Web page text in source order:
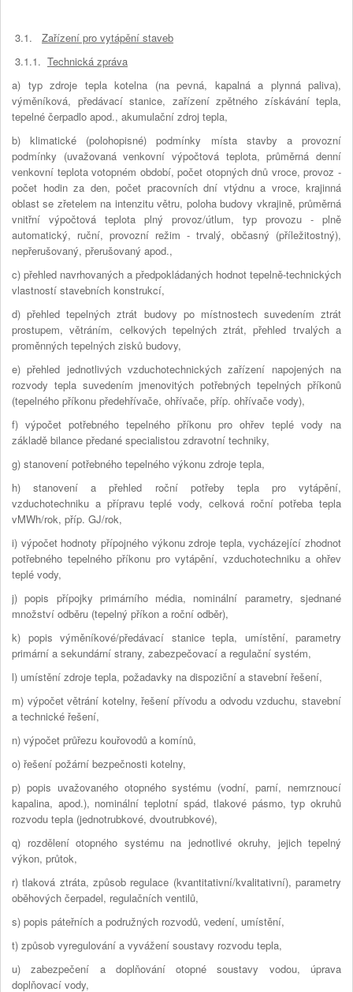
3.1. Zařízení pro vytápění staveb
3.1.1. Technická zpráva
a) typ zdroje tepla kotelna (na pevná, kapalná a plynná paliva),
výměníková, předávací stanice, zařízení zpětného získávání tepla,
tepelné čerpadlo apod., akumulační zdroj tepla,
b) klimatické (polohopisné) podmínky místa stavby a provozní
podmínky (uvažovaná venkovní výpočtová teplota, průměrná denní
venkovní teplota votopném období, počet otopných dnů vroce, provoz -
počet hodin za den, počet pracovních dní vtýdnu a vroce, krajinná
oblast se zřetelem na intenzitu větru, poloha budovy vkrajině, průměrná
vnitřní výpočtová teplota plný provoz/útlum, typ provozu - plně
automatický, ruční, provozní režim - trvalý, občasný (příležitostný),
nepřerušovaný, přerušovaný apod.,
c) přehled navrhovaných a předpokládaných hodnot tepelně-technických
vlastností stavebních konstrukcí,
d) přehled tepelných ztrát budovy po místnostech suvedením ztrát
prostupem, větráním, celkových tepelných ztrát, přehled trvalých a
proměnných tepelných zisků budovy,
e) přehled jednotlivých vzduchotechnických zařízení napojených na
rozvody tepla suvedením jmenovitých potřebných tepelných příkonů
(tepelného příkonu předehřívače, ohřívače, příp. ohřívače vody),
f) výpočet potřebného tepelného příkonu pro ohřev teplé vody na
základě bilance předané specialistou zdravotní techniky,
g) stanovení potřebného tepelného výkonu zdroje tepla,
h) stanovení a přehled roční potřeby tepla pro vytápění,
vzduchotechniku a přípravu teplé vody, celková roční potřeba tepla
vMWh/rok, příp. GJ/rok,
i) výpočet hodnoty přípojného výkonu zdroje tepla, vycházející zhodnot
potřebného tepelného příkonu pro vytápění, vzduchotechniku a ohřev
teplé vody,
j) popis přípojky primárního média, nominální parametry, sjednané
množství odběru (tepelný příkon a roční odběr),
k) popis výměníkové/předávací stanice tepla, umístění, parametry
primární a sekundární strany, zabezpečovací a regulační systém,
l) umístění zdroje tepla, požadavky na dispoziční a stavební řešení,
m) výpočet větrání kotelny, řešení přívodu a odvodu vzduchu, stavební
a technické řešení,
n) výpočet průřezu kouřovodů a komínů,
o) řešení požární bezpečnosti kotelny,
p) popis uvažovaného otopného systému (vodní, parní, nemrznoucí
kapalina, apod.), nominální teplotní spád, tlakové pásmo, typ okruhů
rozvodu tepla (jednotrubkové, dvoutrubkové),
q) rozdělení otopného systému na jednotlivé okruhy, jejich tepelný
výkon, průtok,
r) tlaková ztráta, způsob regulace (kvantitativní/kvalitativní), parametry
oběhových čerpadel, regulačních ventilů,
s) popis páteřních a podružných rozvodů, vedení, umístění,
t) způsob vyregulování a vyvážení soustavy rozvodu tepla,
u) zabezpečení a doplňování otopné soustavy vodou, úprava
doplňovací vody,